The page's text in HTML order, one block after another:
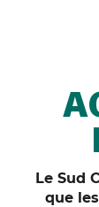
Le Sud
que